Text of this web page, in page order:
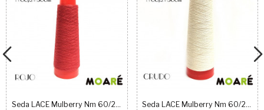
Seda LACE Mulberry Nm 60/2 ROJO Seda LACE Mulberry Nm 60/2 CRUDO